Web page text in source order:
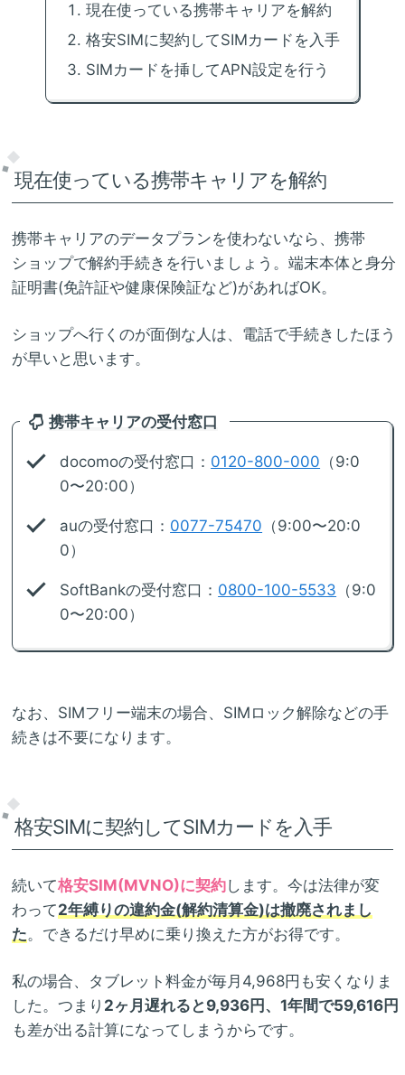
現在使っている携帯キャリアを解約
格安SIMに契約してSIMカードを入手
SIMカードを挿してAPN設定を行う
現在使っている携帯キャリアを解約
携帯キャリアのデータプランを使わないなら、携帯
ショップで解約手続きを行いましょう。端末本体と身分
証明書(免許証や健康保険証など)があればOK。
ショップへ行くのが面倒な人は、電話で手続きしたほう
が早いと思います。
携帯キャリアの受付窓口
docomoの受付窓口： 0120-800-000 （9:0
0〜20:00）
auの受付窓口： 0077-75470 （9:00〜20:0
0）
SoftBankの受付窓口： 0800-100-5533 （9:0
0〜20:00）
なお、SIMフリー端末の場合、SIMロック解除などの手
続きは不要になります。
格安SIMに契約してSIMカードを入手
続いて格安SIM(MVNO)に契約します。今は法律が変
わって2年縛りの違約金(解約清算金)は撤廃されまし
た。できるだけ早めに乗り換えた方がお得です。
私の場合、タブレット料金が毎月4,968円も安くなりま
した。つまり 2ヶ月遅れると9,936円、1年間で59,616円
も差が出る計算になってしまうからです。